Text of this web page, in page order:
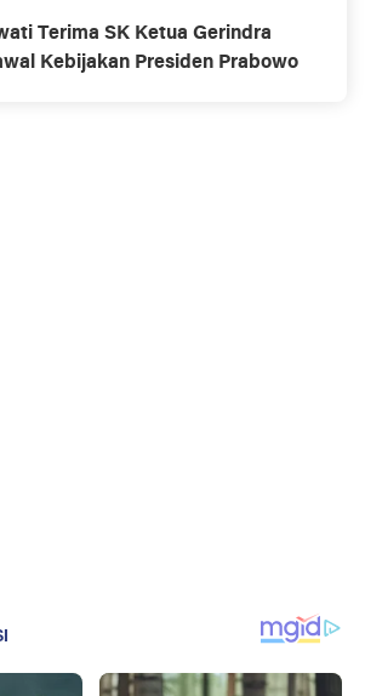
Terima SK Ketua Gerindra
Kebijakan Presiden Prabowo